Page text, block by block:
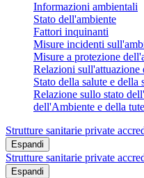
Informazioni ambientali
Stato dell'ambiente
Fattori inquinanti
Misure incidenti
Misure a protezione
Relazioni sull'attuazione
Stato della salute e della
Relazione sullo stato
dell'Ambiente e della
Strutture sanitarie private
Espandi
Strutture sanitarie private
Espandi